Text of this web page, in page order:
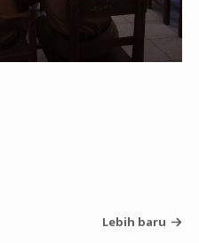
Lebih baru